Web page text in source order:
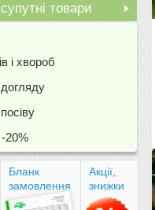
+
товари
і хвороб
20%
Бланк
замовлення
Акції,
знижки